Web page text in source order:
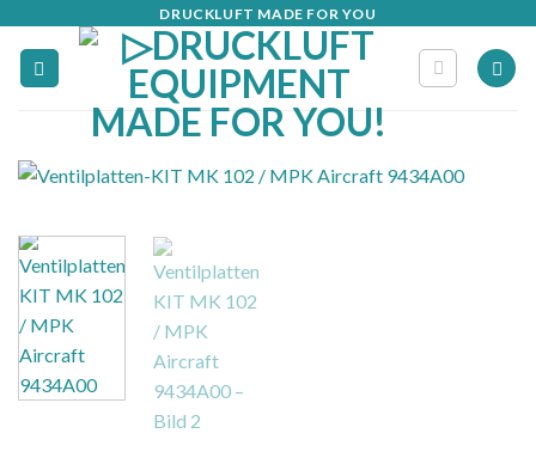
Inhalt
springen
DRUCKLUFT MADE FOR YOU